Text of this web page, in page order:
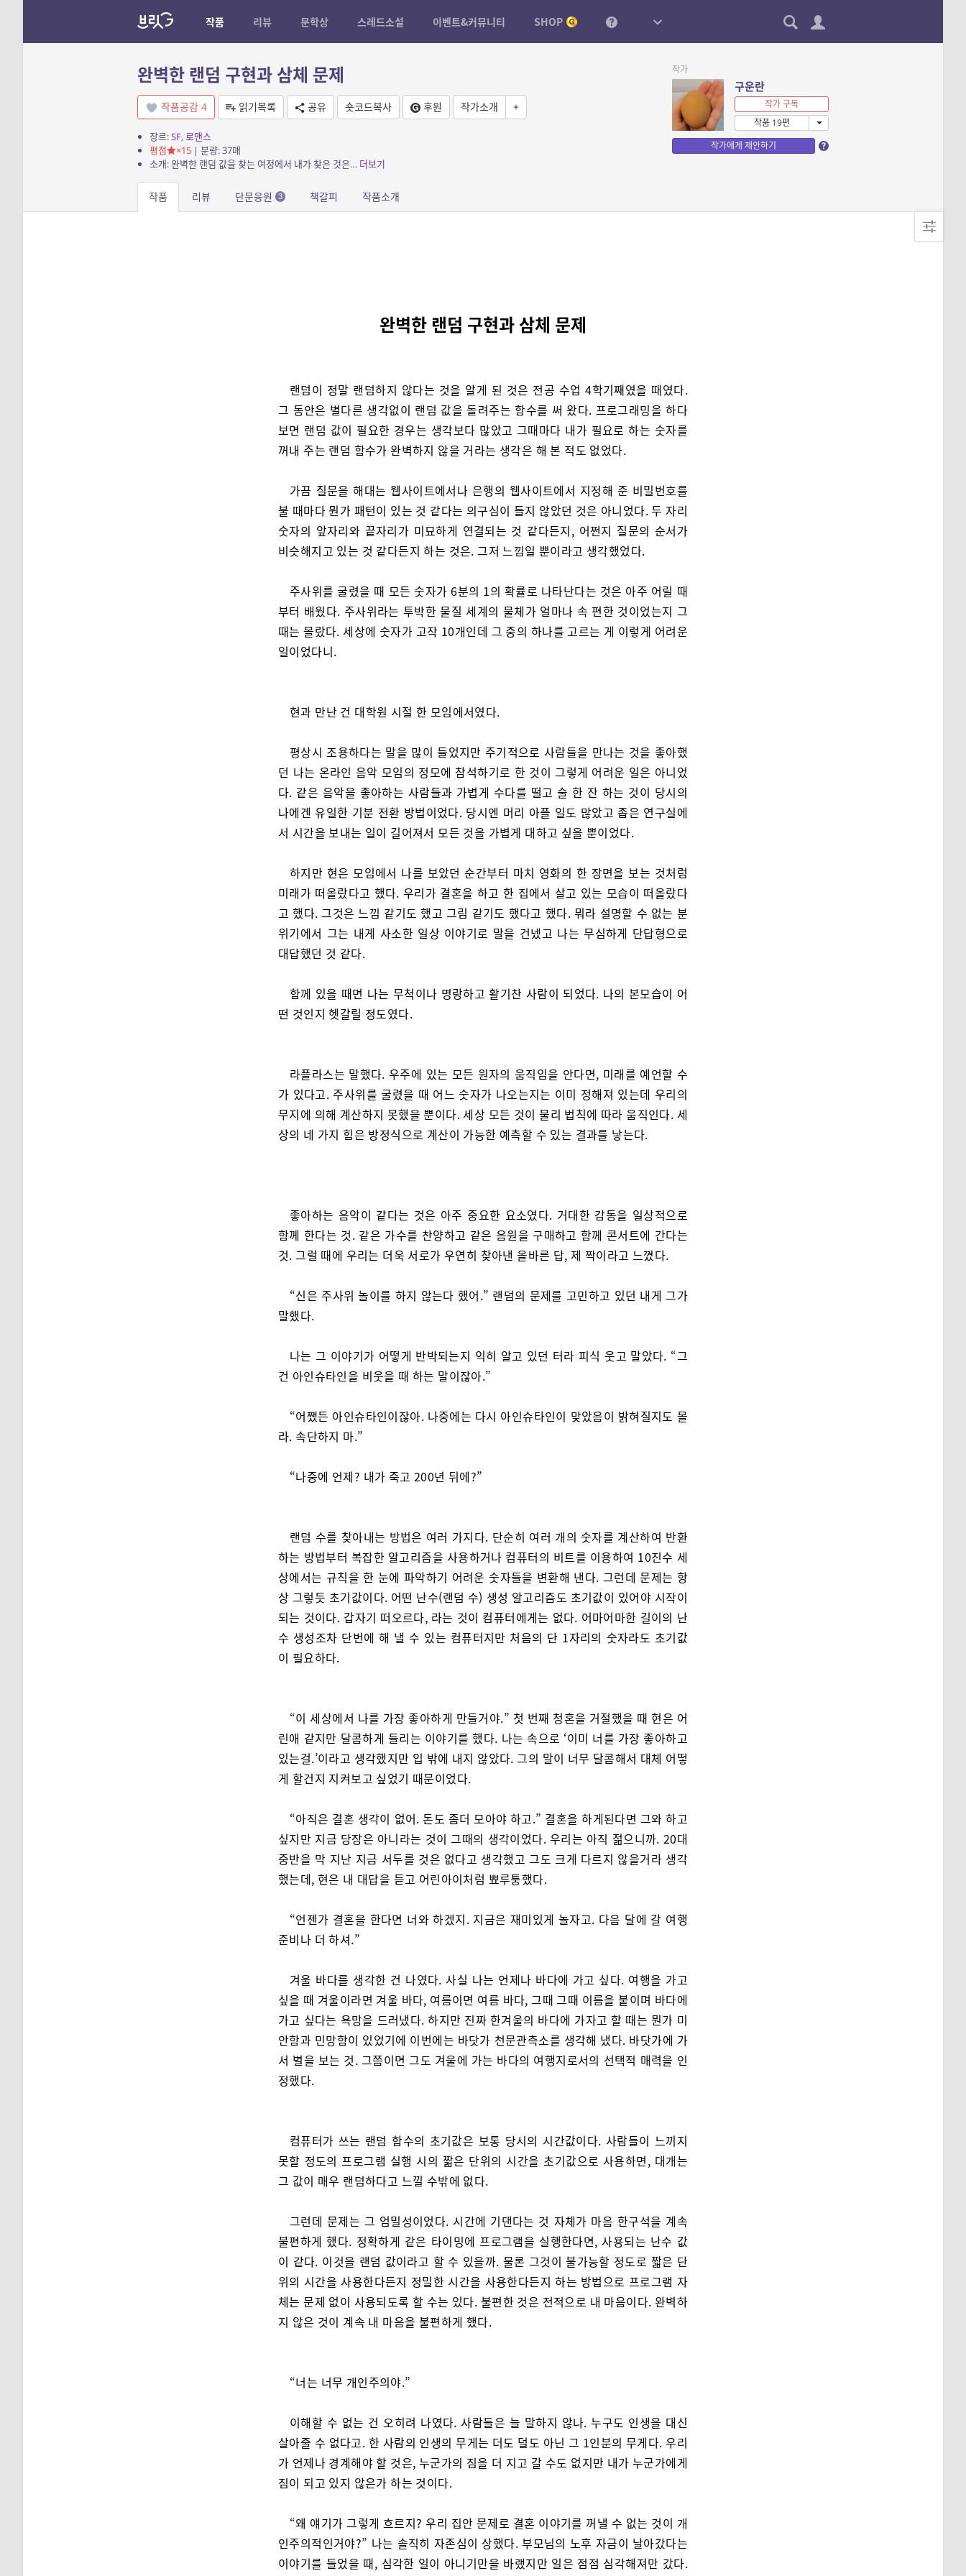
작품 리뷰 문학상 스레드소설 이벤트&커뮤니티 SHOP
완벽한 랜덤 구현과 삼체 문제
작품공감 4 읽기목록 공유 숏코드복사 후원 작가소개 +
장르:SF, 로맨스
평점
×15| 분량: 37매
소개: 완벽한 랜덤 값을 찾는 여정에서 내가 찾은 것은… 더보기
작가
구운란
작가 구독
작품 19편
작가에게 제안하기
작품 리뷰 단문응원 3 책갈피 작품소개
완벽한 랜덤 구현과 삼체 문제
랜덤이 정말 랜덤하지 않다는 것을 알게 된 것은 전공 수업 4학기째였을 때였다.
그 동안은 별다른 생각없이 랜덤 값을 돌려주는 함수를 써 왔다. 프로그래밍을 하다
보면 랜덤 값이 필요한 경우는 생각보다 많았고 그때마다 내가 필요로 하는 숫자를
꺼내 주는 랜덤 함수가 완벽하지 않을 거라는 생각은 해 본 적도 없었다.
가끔 질문을 해대는 웹사이트에서나 은행의 웹사이트에서 지정해 준 비밀번호를
불 때마다 뭔가 패턴이 있는 것 같다는 의구심이 들지 않았던 것은 아니었다. 두 자리
숫자의 앞자리와 끝자리가 미묘하게 연결되는 것 같다든지, 어쩐지 질문의 순서가
비슷해지고 있는 것 같다든지 하는 것은. 그저 느낌일 뿐이라고 생각했었다.
주사위를 굴렸을 때 모든 숫자가 6분의 1의 확률로 나타난다는 것은 아주 어릴 때
부터 배웠다. 주사위라는 투박한 물질 세계의 물체가 얼마나 속 편한 것이었는지 그
때는 몰랐다. 세상에 숫자가 고작 10개인데 그 중의 하나를 고르는 게 이렇게 어려운
일이었다니.
현과 만난 건 대학원 시절 한 모임에서였다.
평상시 조용하다는 말을 많이 들었지만 주기적으로 사람들을 만나는 것을 좋아했
던 나는 온라인 음악 모임의 정모에 참석하기로 한 것이 그렇게 어려운 일은 아니었
다. 같은 음악을 좋아하는 사람들과 가볍게 수다를 떨고 술 한 잔 하는 것이 당시의
나에겐 유일한 기분 전환 방법이었다. 당시엔 머리 아플 일도 많았고 좁은 연구실에
서 시간을 보내는 일이 길어져서 모든 것을 가볍게 대하고 싶을 뿐이었다.
하지만 현은 모임에서 나를 보았던 순간부터 마치 영화의 한 장면을 보는 것처럼
미래가 떠올랐다고 했다. 우리가 결혼을 하고 한 집에서 살고 있는 모습이 떠올랐다
고 했다. 그것은 느낌 같기도 했고 그림 같기도 했다고 했다. 뭐라 설명할 수 없는 분
위기에서 그는 내게 사소한 일상 이야기로 말을 건넸고 나는 무심하게 단답형으로
대답했던 것 같다.
함께 있을 때면 나는 무척이나 명랑하고 활기찬 사람이 되었다. 나의 본모습이 어
떤 것인지 헷갈릴 정도였다.
라플라스는 말했다. 우주에 있는 모든 원자의 움직임을 안다면, 미래를 예언할 수
가 있다고. 주사위를 굴렸을 때 어느 숫자가 나오는지는 이미 정해져 있는데 우리의
무지에 의해 계산하지 못했을 뿐이다. 세상 모든 것이 물리 법칙에 따라 움직인다. 세
상의 네 가지 힘은 방정식으로 계산이 가능한 예측할 수 있는 결과를 낳는다.
좋아하는 음악이 같다는 것은 아주 중요한 요소였다. 거대한 감동을 일상적으로
함께 한다는 것. 같은 가수를 찬양하고 같은 음원을 구매하고 함께 콘서트에 간다는
것. 그럴 때에 우리는 더욱 서로가 우연히 찾아낸 올바른 답, 제 짝이라고 느꼈다.
“신은 주사위 놀이를 하지 않는다 했어.” 랜덤의 문제를 고민하고 있던 내게 그가
말했다.
나는 그 이야기가 어떻게 반박되는지 익히 알고 있던 터라 피식 웃고 말았다. “그
건 아인슈타인을 비웃을 때 하는 말이잖아.”
“어쨌든 아인슈타인이잖아. 나중에는 다시 아인슈타인이 맞았음이 밝혀질지도 몰
라. 속단하지 마.”
“나중에 언제? 내가 죽고 200년 뒤에?”
랜덤 수를 찾아내는 방법은 여러 가지다. 단순히 여러 개의 숫자를 계산하여 반환
하는 방법부터 복잡한 알고리즘을 사용하거나 컴퓨터의 비트를 이용하여 10진수 세
상에서는 규칙을 한 눈에 파악하기 어려운 숫자들을 변환해 낸다. 그런데 문제는 항
상 그렇듯 초기값이다. 어떤 난수(랜덤 수) 생성 알고리즘도 초기값이 있어야 시작이
되는 것이다. 갑자기 떠오르다, 라는 것이 컴퓨터에게는 없다. 어마어마한 길이의 난
수 생성조차 단번에 해 낼 수 있는 컴퓨터지만 처음의 단 1자리의 숫자라도 초기값
이 필요하다.
“이 세상에서 나를 가장 좋아하게 만들거야.” 첫 번째 청혼을 거절했을 때 현은 어
린애 같지만 달콤하게 들리는 이야기를 했다. 나는 속으로 ‘이미 너를 가장 좋아하고
있는걸.’이라고 생각했지만 입 밖에 내지 않았다. 그의 말이 너무 달콤해서 대체 어떻
게 할건지 지켜보고 싶었기 때문이었다.
“아직은 결혼 생각이 없어. 돈도 좀더 모아야 하고.” 결혼을 하게된다면 그와 하고
싶지만 지금 당장은 아니라는 것이 그때의 생각이었다. 우리는 아직 젊으니까. 20대
중반을 막 지난 지금 서두를 것은 없다고 생각했고 그도 크게 다르지 않을거라 생각
했는데, 현은 내 대답을 듣고 어린아이처럼 뾰루퉁했다.
“언젠가 결혼을 한다면 너와 하겠지. 지금은 재미있게 놀자고. 다음 달에 갈 여행
준비나 더 하셔.”
겨울 바다를 생각한 건 나였다. 사실 나는 언제나 바다에 가고 싶다. 여행을 가고
싶을 때 겨울이라면 겨울 바다, 여름이면 여름 바다, 그때 그때 이름을 붙이며 바다에
가고 싶다는 욕망을 드러냈다. 하지만 진짜 한겨울의 바다에 가자고 할 때는 뭔가 미
안함과 민망함이 있었기에 이번에는 바닷가 천문관측소를 생각해 냈다. 바닷가에 가
서 별을 보는 것. 그쯤이면 그도 겨울에 가는 바다의 여행지로서의 선택적 매력을 인
정했다.
컴퓨터가 쓰는 랜덤 함수의 초기값은 보통 당시의 시간값이다. 사람들이 느끼지
못할 정도의 프로그램 실행 시의 짧은 단위의 시간을 초기값으로 사용하면, 대개는
그 값이 매우 랜덤하다고 느낄 수밖에 없다.
그런데 문제는 그 엄밀성이었다. 시간에 기댄다는 것 자체가 마음 한구석을 계속
불편하게 했다. 정확하게 같은 타이밍에 프로그램을 실행한다면, 사용되는 난수 값
이 같다. 이것을 랜덤 값이라고 할 수 있을까. 물론 그것이 불가능할 정도로 짧은 단
위의 시간을 사용한다든지 정밀한 시간을 사용한다든지 하는 방법으로 프로그램 자
체는 문제 없이 사용되도록 할 수는 있다. 불편한 것은 전적으로 내 마음이다. 완벽하
지 않은 것이 계속 내 마음을 불편하게 했다.
“너는 너무 개인주의야.”
이해할 수 없는 건 오히려 나였다. 사람들은 늘 말하지 않나. 누구도 인생을 대신
살아줄 수 없다고. 한 사람의 인생의 무게는 더도 덜도 아닌 그 1인분의 무게다. 우리
가 언제나 경계해야 할 것은, 누군가의 짐을 더 지고 갈 수도 없지만 내가 누군가에게
짐이 되고 있지 않은가 하는 것이다.
“왜 얘기가 그렇게 흐르지? 우리 집안 문제로 결혼 이야기를 꺼낼 수 없는 것이 개
인주의적인거야?” 나는 솔직히 자존심이 상했다. 부모님의 노후 자금이 날아갔다는
이야기를 들었을 때, 심각한 일이 아니기만을 바랬지만 일은 점점 심각해져만 갔다.